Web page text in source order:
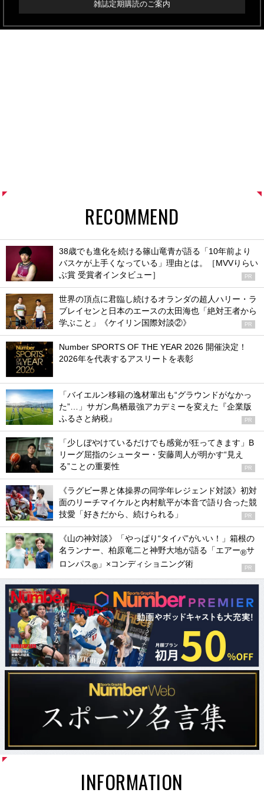
雑誌定期購読のご案内
RECOMMEND
38歳でも進化を続ける篠山竜青が語る「10年前より
バスケが上手くなっている」理由とは。［MVVりらい
ぶ賞 受賞者インタビュー］
PR
世界の頂点に君臨し続けるオランダの超人ハリー・ラ
ブレイセンと日本のエースの太田海也「絶対王者から
学ぶこと」《ケイリン国際対談②》
PR
Number SPORTS OF THE YEAR 2026 開催決定！
2026年を代表するアスリートを表彰
「バイエルン移籍の逸材輩出も“グラウンドがなかっ
た”…」サガン鳥栖最強アカデミーを変えた『企業版
ふるさと納税』
PR
「少しぼやけているだけでも感覚が狂ってきます」B
リーグ屈指のシューター・安藤周人が明かす“見え
る”ことの重要性
PR
《ラグビー界と体操界の同学年レジェンド対談》初対
面のリーチマイケルと内村航平が本音で語り合った競
技愛「好きだから、続けられる」
PR
《山の神対談》「やっぱり“タイパ”がいい！」箱根の
名ランナー、柏原竜二と神野大地が語る「エアー®サ
ロンパス® 」×コンディショニング術 PR
INFORMATION